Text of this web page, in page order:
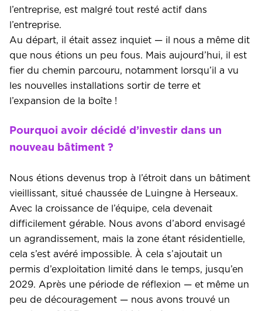
l’entreprise, est malgré tout resté actif dans
l’entreprise.
Au départ, il était assez inquiet — il nous a même dit
que nous étions un peu fous. Mais aujourd’hui, il est
fier du chemin parcouru, notamment lorsqu’il a vu
les nouvelles installations sortir de terre et
l’expansion de la boîte !
Pourquoi avoir décidé d’investir dans un
nouveau bâtiment ?
Nous étions devenus trop à l’étroit dans un bâtiment
vieillissant, situé chaussée de Luingne à Herseaux.
Avec la croissance de l’équipe, cela devenait
difficilement gérable. Nous avons d’abord envisagé
un agrandissement, mais la zone étant résidentielle,
cela s’est avéré impossible. À cela s’ajoutait un
permis d’exploitation limité dans le temps, jusqu’en
2029. Après une période de réflexion — et même un
peu de découragement — nous avons trouvé un